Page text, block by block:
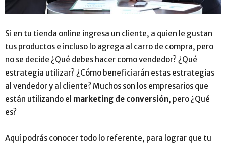
Si en tu tienda online ingresa un cliente, a quien le gustan
tus productos e incluso lo agrega al carro de compra, pero
no se decide ¿Qué debes hacer como vendedor? ¿Qué
estrategia utilizar? ¿Cómo beneficiarán estas estrategias
al vendedor y al cliente? Muchos son los empresarios que
están utilizando el marketing de conversión, pero ¿Qué
es?
Aquí podrás conocer todo lo referente, para lograr que tu